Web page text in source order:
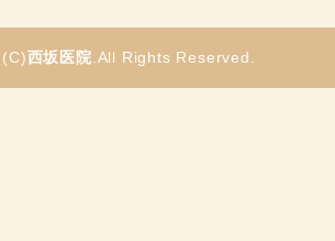
西坂医院 .All Rights Reserved.